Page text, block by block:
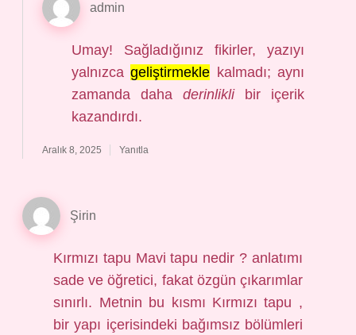
admin
Umay! Sağladığınız fikirler, yazıyı
yalnızcageliştirmekle kalmadı; aynı
zamanda daha derinliklibir içerik
kazandırdı.
Aralık 8, 2025 Yanıtla
Şirin
Kırmızı tapu Mavi tapu nedir ? anlatımı
sade ve öğretici, fakat özgün çıkarımlar
sınırlı. Metnin bu kısmı Kırmızı tapu ,
bir yapı içerisindeki bağımsız bölümleri